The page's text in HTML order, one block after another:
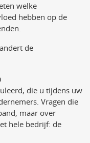
welke
hebben op de
de
die u tijdens uw
Vragen die
maar over
hele bedrijf: de